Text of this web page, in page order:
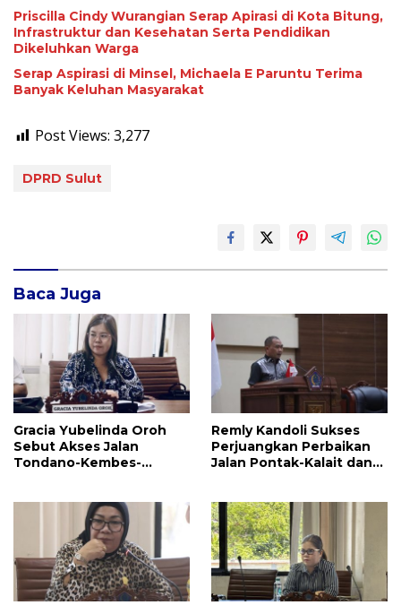
Priscilla Cindy Wurangian Serap Apirasi di Kota Bitung,
Infrastruktur dan Kesehatan Serta Pendidikan
Dikeluhkan Warga
Serap Aspirasi di Minsel, Michaela E Paruntu Terima
Banyak Keluhan Masyarakat
Post Views: 3,277
DPRD Sulut
Baca Juga
Gracia Yubelinda Oroh
Sebut Akses Jalan
Tondano-Kembes-
Remly Kandoli Sukses
Perjuangkan Perbaikan
Jalan Pontak-Kalait dan